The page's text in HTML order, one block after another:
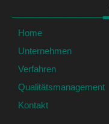
Home
Unternehmen
Verfahren
Qualitätsmanagement
Kontakt